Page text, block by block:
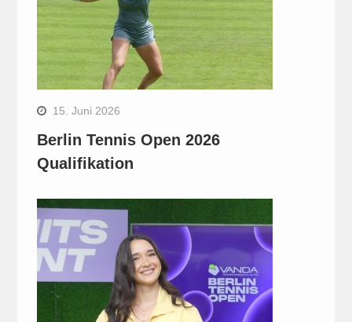
15. Juni 2026
Berlin Tennis Open 2026
Qualifikation